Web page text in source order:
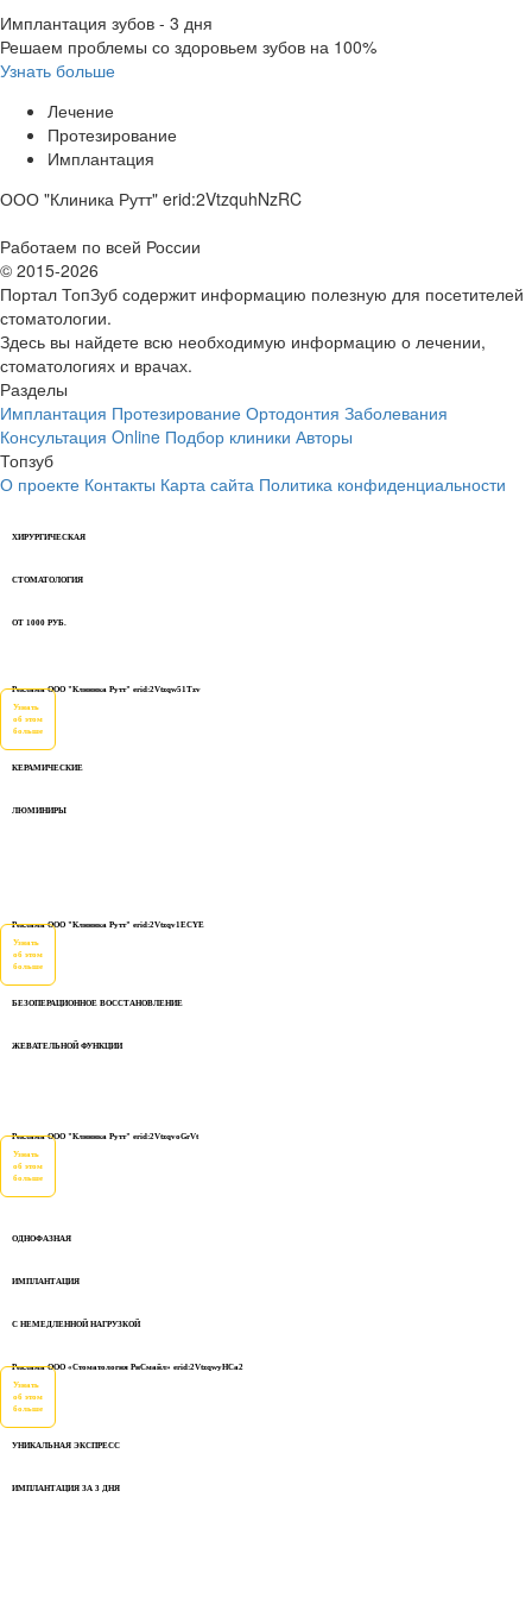
Имплантация зубов - 3 дня
Решаем проблемы со здоровьем зубов на 100%
Узнать больше
Лечение
Протезирование
Имплантация
ООО "Клиника Рутт" erid:2VtzquhNzRC
Работаем по всей России
© 2015-2026
Портал ТопЗуб содержит информацию полезную для посетителей
стоматологии.
Здесь вы найдете всю необходимую информацию о лечении,
стоматологиях и врачах.
Разделы
Имплантация Протезирование Ортодонтия Заболевания
Консультация Online Подбор клиники Авторы
Топзуб
О проекте Контакты Карта сайта Политика конфиденциальности
ХИРУРГИЧЕСКАЯ
СТОМАТОЛОГИЯ
ОТ 1000 РУБ.
Реклама ООО "Клиника Рутт" erid:2Vtzqw51Tzv
Узнать
об этом
больше
КЕРАМИЧЕСКИЕ
ЛЮМИНИРЫ
Реклама ООО "Клиника Рутт" erid:2Vtzqv1ECYE
Узнать
об этом
больше
БЕЗОПЕРАЦИОННОЕ ВОССТАНОВЛЕНИЕ
ЖЕВАТЕЛЬНОЙ ФУНКЦИИ
Реклама ООО "Клиника Рутт" erid:2VtzqvoGrVt
Узнать
об этом
больше
ОДНОФАЗНАЯ
ИМПЛАНТАЦИЯ
С НЕМЕДЛЕННОЙ НАГРУЗКОЙ
Реклама ООО «Стоматология РиСмайл» erid:2VtzqwyHCa2
Узнать
об этом
больше
УНИКАЛЬНАЯ ЭКСПРЕСС
ИМПЛАНТАЦИЯ ЗА 3 ДНЯ